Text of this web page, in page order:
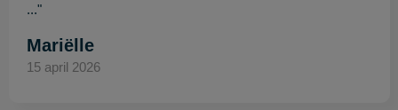
..."
Mariëlle
15 april 2026